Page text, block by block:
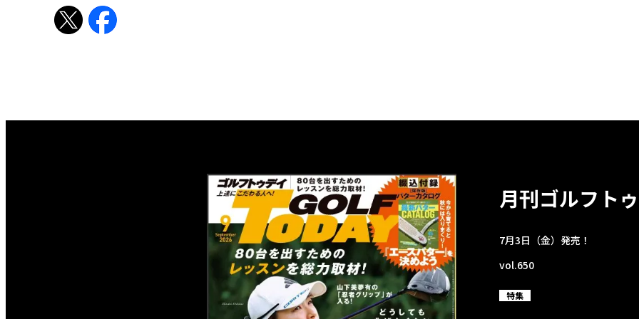
月刊ゴルフト
7月3日（金）発売！
vol.650
特集